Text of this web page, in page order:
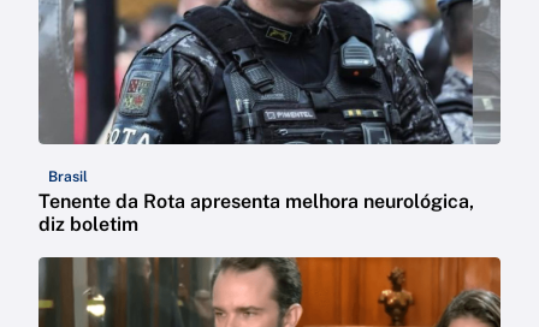
Brasil
Tenente da Rota apresenta melhora neurológica,
diz boletim